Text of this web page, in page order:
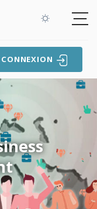
CONNEXION